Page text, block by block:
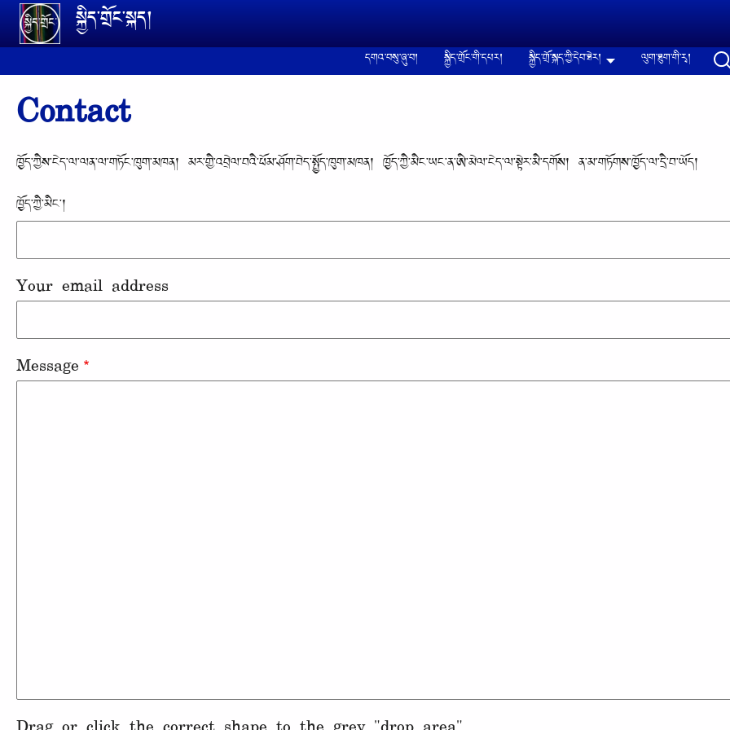
Skip to main content
སྐྱིད་གྲོང་སྐད།
དགའ་བསུ་ཞུ་བ། སྐྱིད་གྲོང་གི་དཔར། སྐྱིད་གྲོ་སྐད་ཀྱི་དེབ་ཐེར། ལུག་ཐུག་གི་རྭ།
Contact
ཁྱོད་ཀྱིས་ངེད་ལ་ལན་ལ་གཏོང་ཁུག་མཁན། མར་གྱི་འབྲེལ་བའི་ཕོམ་ཤོག་བེད་སྤྱོད་ཁུག་མཁན། ཁྱོད་ཀྱི་མིང་ཡང་ན་ཨི་མེལ་ངེད་ལ་སྟེར་མི་དགོས། ན་མ་གཏོགས་ཁྱོད་ལ་དྲི་བ་ཡོད།
ཁྱོད་ཀྱི་མིང་།
Your email address
Message